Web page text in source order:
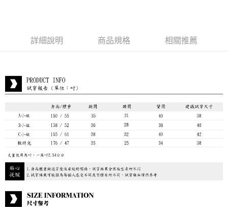
詳細說明 商品規格 相關推薦